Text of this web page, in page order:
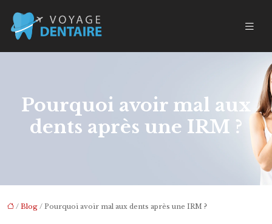
Pourquoi avoir mal aux
dents après une IRM ?
/ Blog / Pourquoi avoir mal aux dents après une IRM ?